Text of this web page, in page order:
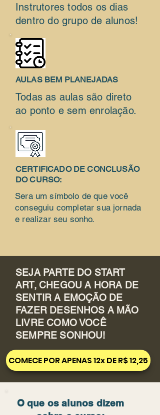
Instrutores todos os dias
dentro do grupo de alunos!
AULAS BEM PLANEJADAS
Todas as aulas são direto
ao ponto e sem enrolação.
CERTIFICADO DE CONCLUSÃO
DO CURSO:
Sera um símbolo de que você
conseguiu completar sua jornada
e realizar seu sonho.
SEJA PARTE DO START
ART, CHEGOU A HORA DE
SENTIR A EMOÇÃO DE
FAZER DESENHOS A MÃO
LIVRE COMO VOCÊ
SEMPRE SONHOU!
COMECE POR APENAS 12x DE R$ 12,25
O que os alunos dizem